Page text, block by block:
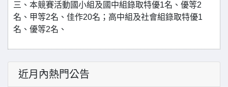
三、本競賽活動國小組及國中組錄取特優1名、優等2
名、甲等2名、佳作20名；高中組及社會組錄取特優1
名、優等2名、
近月內熱門公告